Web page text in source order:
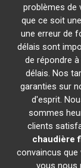
problèmes de
que ce soit
une erreur de
délais sont
de répondre
délais. Nos
garanties sur
d'esprit.
sommes
clients
chaudière
convaincus
vous nous